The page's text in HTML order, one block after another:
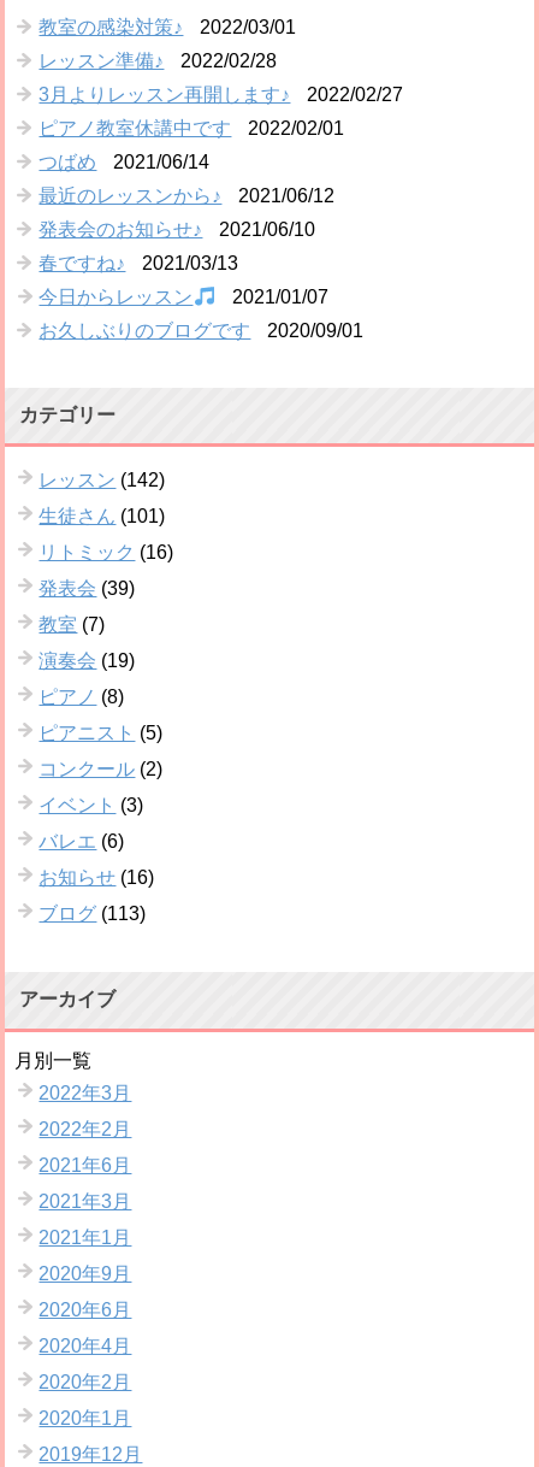
教室の感染対策♪
2022/03/01
レッスン準備♪
2022/02/28
3月よりレッスン再開します♪
2022/02/27
ピアノ教室休講中です
2022/02/01
つばめ
2021/06/14
最近のレッスンから♪
2021/06/12
発表会のお知らせ♪
2021/06/10
春ですね♪
2021/03/13
今日からレッスン
2021/01/07
お久しぶりのブログです
2020/09/01
カテゴリー
レッスン (142)
生徒さん (101)
リトミック (16)
発表会 (39)
教室 (7)
演奏会 (19)
ピアノ (8)
ピアニスト (5)
コンクール (2)
イベント (3)
バレエ (6)
お知らせ (16)
ブログ (113)
アーカイブ
月別一覧
2022年3月
2022年2月
2021年6月
2021年3月
2021年1月
2020年9月
2020年6月
2020年4月
2020年2月
2020年1月
2019年12月